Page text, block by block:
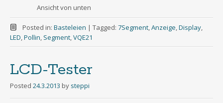
Ansicht von unten
Posted in: Basteleien | Tagged: 7Segment,Anzeige,Display,
LED,Pollin, Segment,VQE21
LCD-Tester
Posted 24.3.2013 by steppi